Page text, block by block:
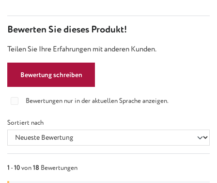
Bewerten Sie dieses Produkt!
Teilen Sie Ihre Erfahrungen mit anderen Kunden.
Bewertung schreiben
Bewertungen nur in der aktuellen Sprache anzeigen.
Sortiert nach
1 -10von18 Bewertungen